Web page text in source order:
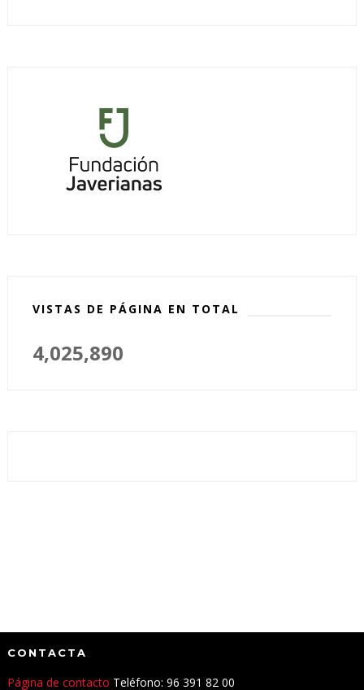
VISTAS DE PÁGINA EN TOTAL
4,025,890
CONTACTA
Página de contacto Teléfono: 96 391 82 00